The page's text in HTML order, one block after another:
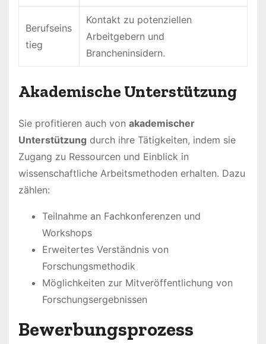
Berufseins
tieg
Kontakt zu potenziellen
Arbeitgebern und
Brancheninsidern.
Akademische Unterstützung
Sie profitieren auch von akademischer
Unterstützung durch ihre Tätigkeiten, indem sie
Zugang zu Ressourcen und Einblick in
wissenschaftliche Arbeitsmethoden erhalten. Dazu
zählen:
Teilnahme an Fachkonferenzen und
Workshops
Erweitertes Verständnis von
Forschungsmethodik
Möglichkeiten zur Mitveröffentlichung von
Forschungsergebnissen
Bewerbungsprozess